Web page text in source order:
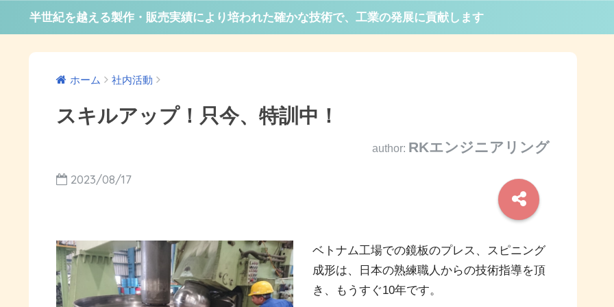
半世紀を越える製作・販売実績により培われた確かな技術で、工業の発展に貢献します
ホーム 社内活動
スキルアップ！只今、特訓中！
author: RKエンジニアリング
2023/08/17
ベトナム工場での鏡板のプレス、スピニング
成形は、日本の熟練職人からの技術指導を頂
き、もうすぐ10年です。